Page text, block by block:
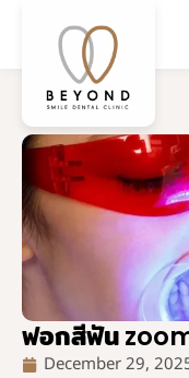
ฟอกสีฟัน zoom
December 29,